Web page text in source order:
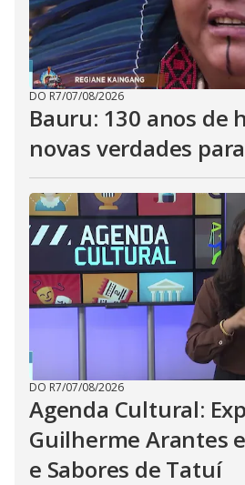
DO R7/07/08/2026
Bauru: 130 anos de
novas verdades
DO R7/07/08/2026
Agenda Cultural:
Guilherme Arantes
e Sabores de Tatuí